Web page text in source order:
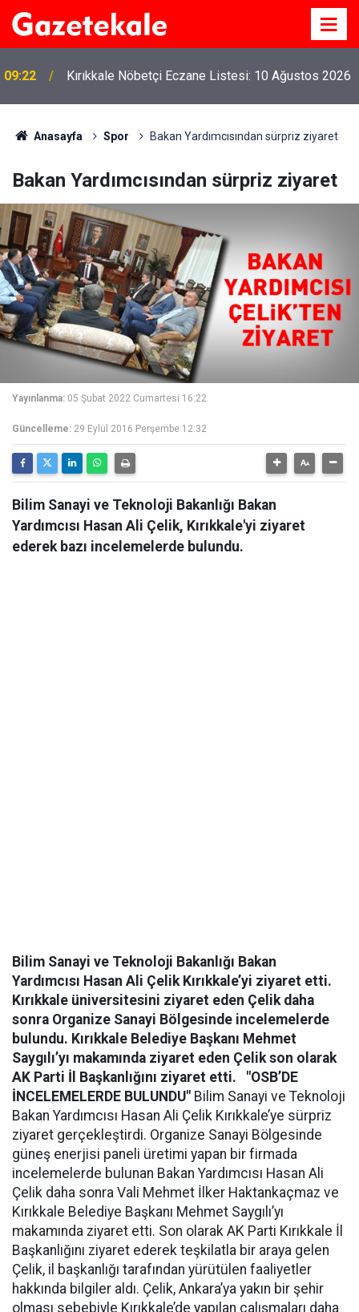
09:22 Kırıkkale Nöbetçi Eczane Listesi: 10 Ağustos 2026
Anasayfa Spor Bakan Yardımcısından sürpriz ziyaret
Bakan Yardımcısından sürpriz ziyaret
Yayınlanma: 05 Şubat 2022 Cumartesi 16:22
Güncelleme: 29 Eylül 2016 Perşembe 12:32
Bilim Sanayi ve Teknoloji Bakanlığı Bakan
Yardımcısı Hasan Ali Çelik, Kırıkkale'yi ziyaret
ederek bazı incelemelerde bulundu.
Bilim Sanayi ve Teknoloji Bakanlığı Bakan
Yardımcısı Hasan Ali Çelik Kırıkkale’yi ziyaret etti.
Kırıkkale üniversitesini ziyaret eden Çelik daha
sonra Organize Sanayi Bölgesinde incelemelerde
bulundu. Kırıkkale Belediye Başkanı Mehmet
Saygılı’yı makamında ziyaret eden Çelik son olarak
AK Parti İl Başkanlığını ziyaret etti.
"OSB’DE
İNCELEMELERDE BULUNDU" Bilim Sanayi ve Teknoloji
Bakan Yardımcısı Hasan Ali Çelik Kırıkkale’ye sürpriz
ziyaret gerçekleştirdi. Organize Sanayi Bölgesinde
güneş enerjisi paneli üretimi yapan bir firmada
incelemelerde bulunan Bakan Yardımcısı Hasan Ali
Çelik daha sonra Vali Mehmet İlker Haktankaçmaz ve
Kırıkkale Belediye Başkanı Mehmet Saygılı’yı
makamında ziyaret etti. Son olarak AK Parti Kırıkkale İl
Başkanlığını ziyaret ederek teşkilatla bir araya gelen
Çelik, il başkanlığı tarafından yürütülen faaliyetler
hakkında bilgiler aldı. Çelik, Ankara’ya yakın bir şehir
olması sebebiyle Kırıkkale’de yapılan çalışmaları daha